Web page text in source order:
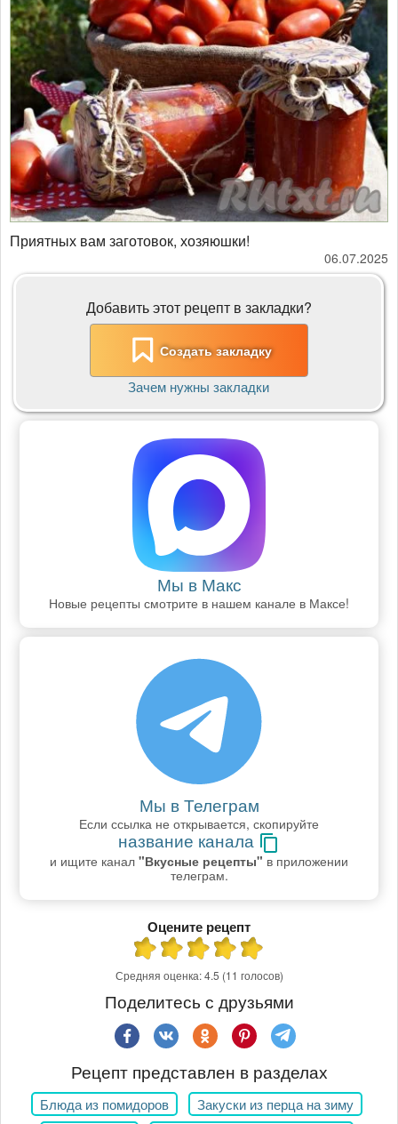
Приятных вам заготовок, хозяюшки!
06.07.2025
Добавить этот рецепт в закладки?
Создать закладку
Зачем нужны закладки
Мы в Макс
Новые рецепты смотрите в нашем канале в Максе!
Мы в Телеграм
Если ссылка не открывается, скопируйте
название канала
и ищите канал "Вкусные рецепты" в приложении
телеграм.
Оцените рецепт
Средняя оценка:4.5 (11 голосов)
Поделитесь с друзьями
Рецепт представлен в разделах
Блюда из помидоров Закуски из перца на зиму